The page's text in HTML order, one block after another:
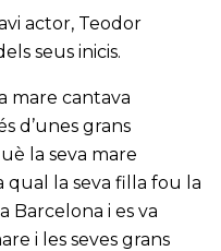
actor, Teodor
seus inicis.
mare cantava
d’unes grans
la seva mare
qual la seva filla fou la
Barcelona i es va
i les seves grans